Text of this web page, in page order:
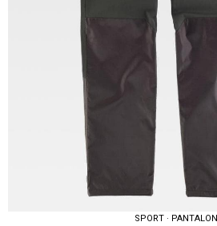
SPORT · PANTALON